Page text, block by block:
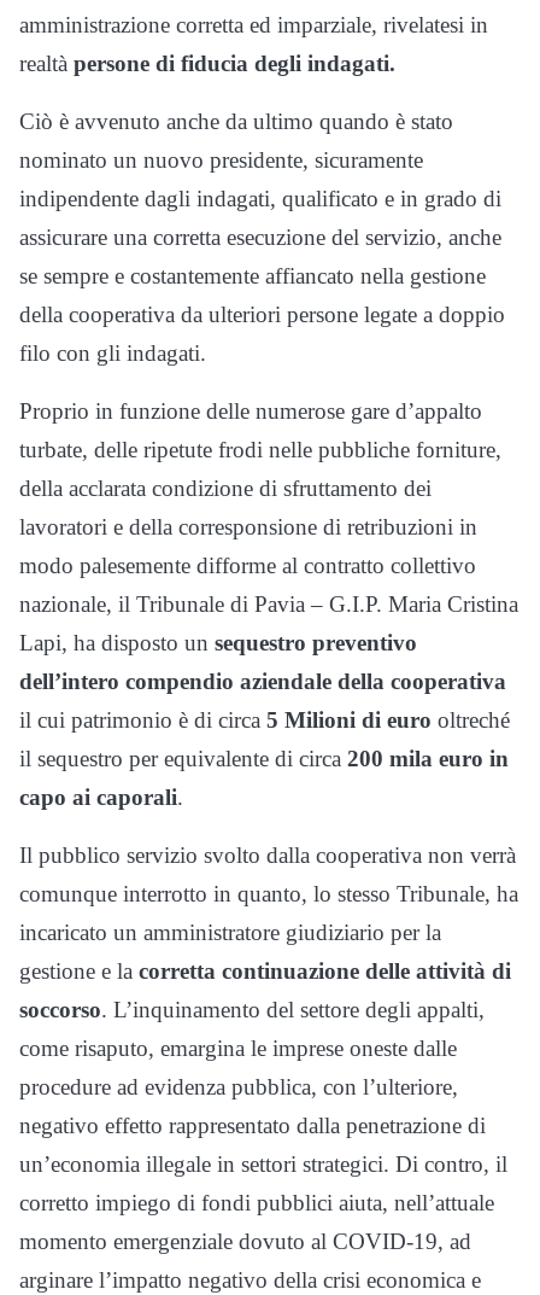
amministrazione corretta ed imparziale, rivelatesi in
realtà persone di fiducia degli indagati.
Ciò è avvenuto anche da ultimo quando è stato
nominato un nuovo presidente, sicuramente
indipendente dagli indagati, qualificato e in grado di
assicurare una corretta esecuzione del servizio, anche
se sempre e costantemente affiancato nella gestione
della cooperativa da ulteriori persone legate a doppio
filo con gli indagati.
Proprio in funzione delle numerose gare d’appalto
turbate, delle ripetute frodi nelle pubbliche forniture,
della acclarata condizione di sfruttamento dei
lavoratori e della corresponsione di retribuzioni in
modo palesemente difforme al contratto collettivo
nazionale, il Tribunale di Pavia – G.I.P. Maria Cristina
Lapi, ha disposto un sequestro preventivo
dell’intero compendio aziendale della cooperativa
il cui patrimonio è di circa 5 Milioni di euro oltreché
il sequestro per equivalente di circa 200 mila euro in
capo ai caporali.
Il pubblico servizio svolto dalla cooperativa non verrà
comunque interrotto in quanto, lo stesso Tribunale, ha
incaricato un amministratore giudiziario per la
gestione e la corretta continuazione delle attività di
soccorso. L’inquinamento del settore degli appalti,
come risaputo, emargina le imprese oneste dalle
procedure ad evidenza pubblica, con l’ulteriore,
negativo effetto rappresentato dalla penetrazione di
un’economia illegale in settori strategici. Di contro, il
corretto impiego di fondi pubblici aiuta, nell’attuale
momento emergenziale dovuto al COVID-19, ad
arginare l’impatto negativo della crisi economica e